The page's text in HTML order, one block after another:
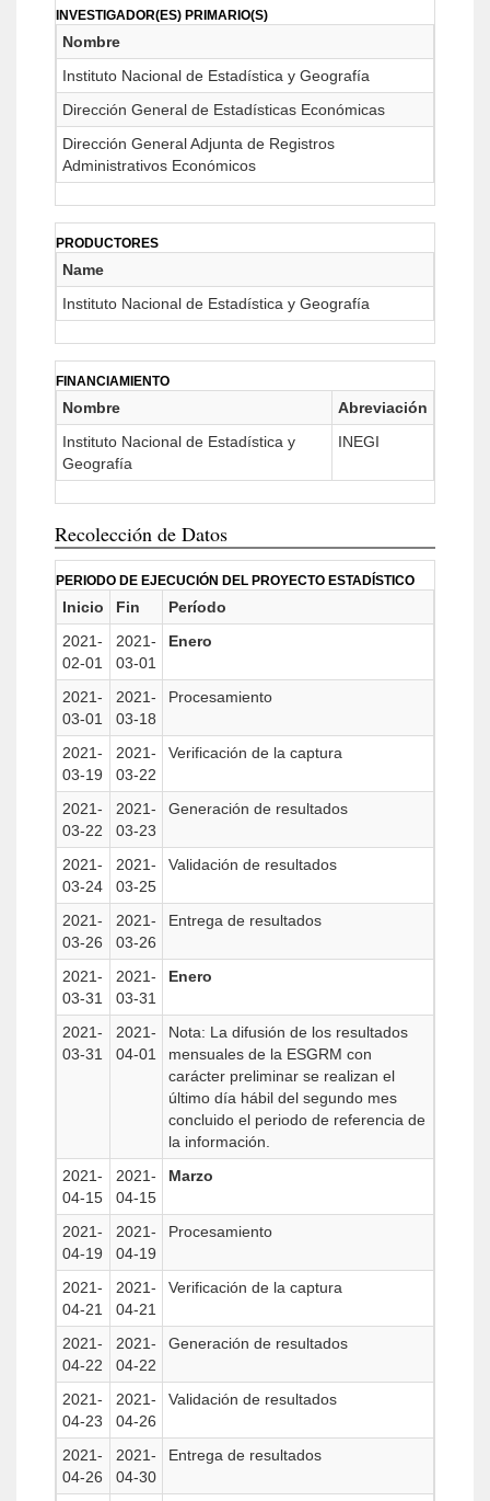
INVESTIGADOR(ES) PRIMARIO(S)
Nombre
Instituto Nacional de Estadística y Geografía
Dirección General de Estadísticas Económicas
Dirección General Adjunta de Registros
Administrativos Económicos
PRODUCTORES
Name
Instituto Nacional de Estadística y Geografía
FINANCIAMIENTO
Nombre
Abreviación
Instituto Nacional de Estadística y
Geografía
INEGI
Recolección de Datos
PERIODO DE EJECUCIÓN DEL PROYECTO ESTADÍSTICO
Inicio Fin
Período
2021-
02-01
2021-
03-01
Enero
2021-
03-01
2021-
03-18
Procesamiento
2021-
03-19
2021-
03-22
Verificación de la captura
2021-
03-22
2021-
03-23
Generación de resultados
2021-
03-24
2021-
03-25
Validación de resultados
2021-
03-26
2021-
03-26
Entrega de resultados
2021-
03-31
2021-
03-31
Enero
2021-
03-31
2021-
04-01
Nota: La difusión de los resultados
mensuales de la ESGRM con
carácter preliminar se realizan el
último día hábil del segundo mes
concluido el periodo de referencia de
la información.
2021-
04-15
2021-
04-15
Marzo
2021-
04-19
2021-
04-19
Procesamiento
2021-
04-21
2021-
04-21
Verificación de la captura
2021-
04-22
2021-
04-22
Generación de resultados
2021-
04-23
2021-
04-26
Validación de resultados
2021-
04-26
2021-
04-30
Entrega de resultados